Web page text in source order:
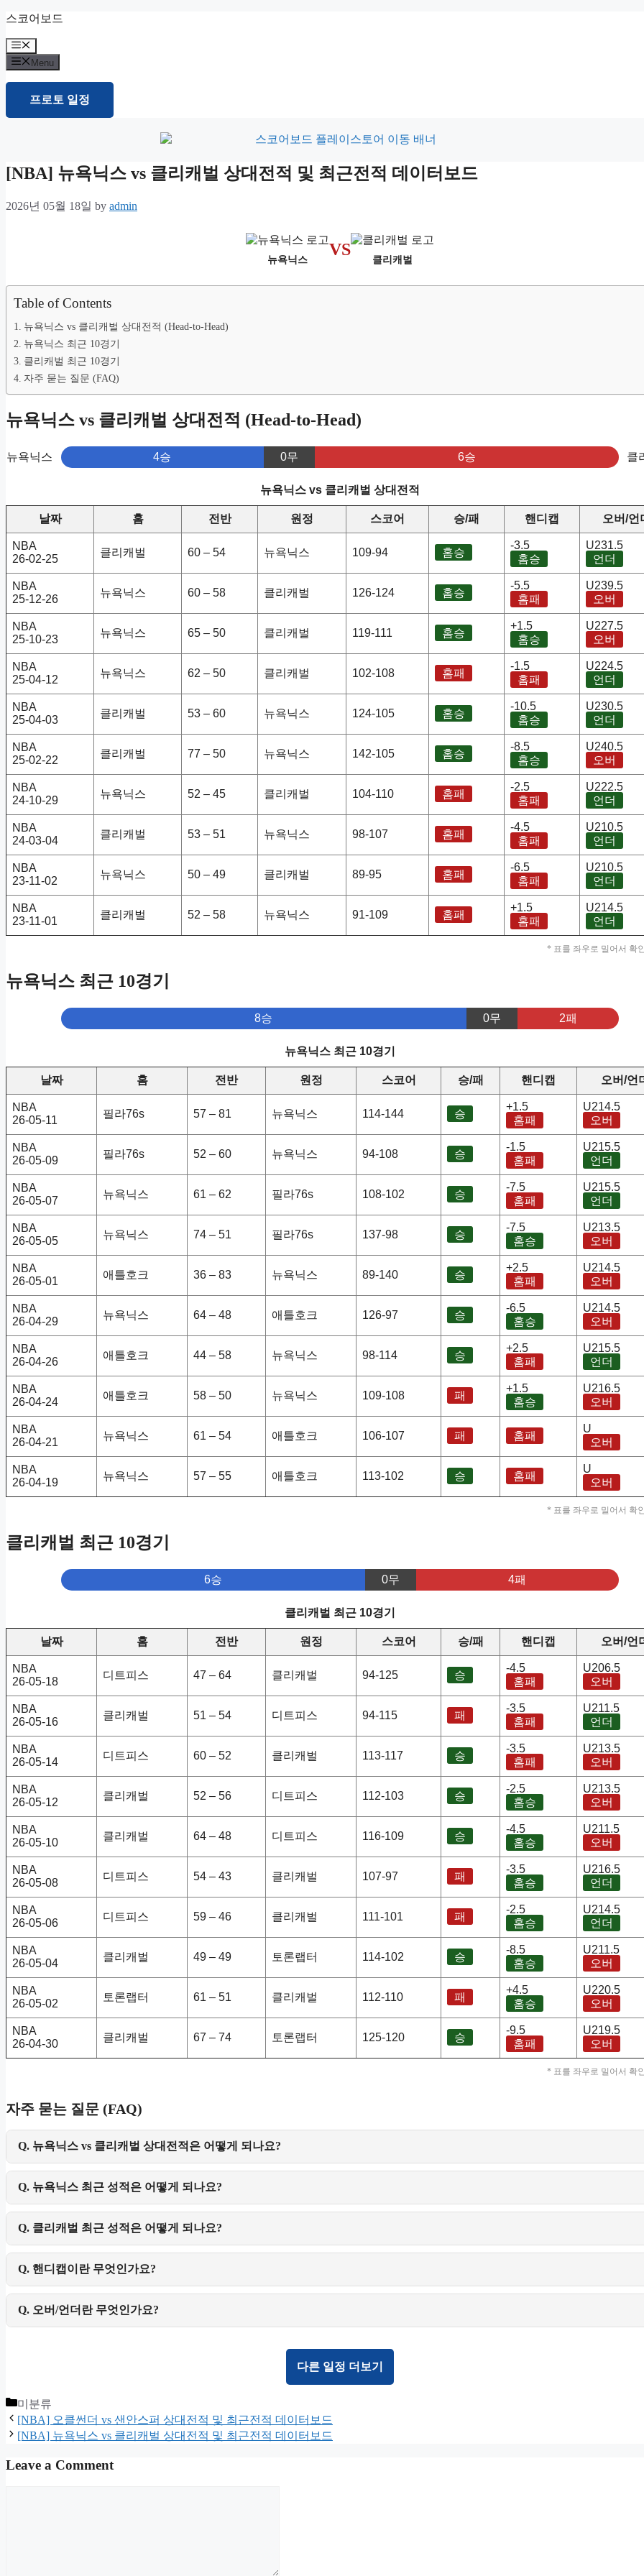
Skip
content
스코어보드
Menu
Menu
프로토 일정
[NBA] 뉴욕닉스 vs 클리캐벌 상대전적 및 최근전적 데이터보드
2026년 05월 18일 by admin
뉴욕닉스
VS
클리캐벌
Table of Contents
뉴욕닉스 vs 클리캐벌 상대전적 (Head-to-Head)
뉴욕닉스 최근 10경기
클리캐벌 최근 10경기
자주 묻는 질문 (FAQ)
뉴욕닉스 vs 클리캐벌 상대전적 (Head-to-Head)
뉴욕닉스 4승 0무 6승 클
뉴욕닉스 vs 클리캐벌 상대전적
날짜 홈 전반 원정 스코어 승/패 핸디캡 오버/언
NBA
26-02-25
클리캐벌 60 – 54 뉴욕닉스 109-94 홈승
-3.5
홈승
U231.5
언더
NBA
25-12-26
뉴욕닉스 60 – 58 클리캐벌 126-124 홈승
-5.5
홈패
U239.5
오버
NBA
25-10-23
뉴욕닉스 65 – 50 클리캐벌 119-111 홈승
+1.5
홈승
U227.5
오버
NBA
25-04-12
뉴욕닉스 62 – 50 클리캐벌 102-108 홈패
-1.5
홈패
U224.5
언더
NBA
25-04-03
클리캐벌 53 – 60 뉴욕닉스 124-105 홈승
-10.5
홈승
U230.5
언더
NBA
25-02-22
클리캐벌 77 – 50 뉴욕닉스 142-105 홈승
-8.5
홈승
U240.5
오버
NBA
24-10-29
뉴욕닉스 52 – 45 클리캐벌 104-110 홈패
-2.5
홈패
U222.5
언더
NBA
24-03-04
클리캐벌 53 – 51 뉴욕닉스 98-107 홈패
-4.5
홈패
U210.5
언더
NBA
23-11-02
뉴욕닉스 50 – 49 클리캐벌 89-95 홈패
-6.5
홈패
U210.5
언더
NBA
23-11-01
클리캐벌 52 – 58 뉴욕닉스 91-109 홈패
+1.5
홈패
U214.5
언더
* 표를 좌우로 밀어서 확
뉴욕닉스 최근 10경기
8승 0무 2패
뉴욕닉스 최근 10경기
날짜 홈 전반 원정 스코어 승/패 핸디캡 오버/언
NBA
26-05-11
필라76s 57 – 81 뉴욕닉스 114-144 승
+1.5
홈패
U214.5
오버
NBA
26-05-09
필라76s 52 – 60 뉴욕닉스 94-108 승
-1.5
홈패
U215.5
언더
NBA
26-05-07
뉴욕닉스 61 – 62 필라76s 108-102 승
-7.5
홈패
U215.5
언더
NBA
26-05-05
뉴욕닉스 74 – 51 필라76s 137-98 승
-7.5
홈승
U213.5
오버
NBA
26-05-01
애틀호크 36 – 83 뉴욕닉스 89-140 승
+2.5
홈패
U214.5
오버
NBA
26-04-29
뉴욕닉스 64 – 48 애틀호크 126-97 승
-6.5
홈승
U214.5
오버
NBA
26-04-26
애틀호크 44 – 58 뉴욕닉스 98-114 승
+2.5
홈패
U215.5
언더
NBA
26-04-24
애틀호크 58 – 50 뉴욕닉스 109-108 패
+1.5
홈승
U216.5
오버
NBA
26-04-21
뉴욕닉스 61 – 54 애틀호크 106-107 패 홈패
U
오버
NBA
26-04-19
뉴욕닉스 57 – 55 애틀호크 113-102 승 홈패
U
오버
* 표를 좌우로 밀어서 확
클리캐벌 최근 10경기
6승 0무 4패
클리캐벌 최근 10경기
날짜 홈 전반 원정 스코어 승/패 핸디캡 오버/언
NBA
26-05-18
디트피스 47 – 64 클리캐벌 94-125 승
-4.5
홈패
U206.5
오버
NBA
26-05-16
클리캐벌 51 – 54 디트피스 94-115 패
-3.5
홈패
U211.5
언더
NBA
26-05-14
디트피스 60 – 52 클리캐벌 113-117 승
-3.5
홈패
U213.5
오버
NBA
26-05-12
클리캐벌 52 – 56 디트피스 112-103 승
-2.5
홈승
U213.5
오버
NBA
26-05-10
클리캐벌 64 – 48 디트피스 116-109 승
-4.5
홈승
U211.5
오버
NBA
26-05-08
디트피스 54 – 43 클리캐벌 107-97 패
-3.5
홈승
U216.5
언더
NBA
26-05-06
디트피스 59 – 46 클리캐벌 111-101 패
-2.5
홈승
U214.5
언더
NBA
26-05-04
클리캐벌 49 – 49 토론랩터 114-102 승
-8.5
홈승
U211.5
오버
NBA
26-05-02
토론랩터 61 – 51 클리캐벌 112-110 패
+4.5
홈승
U220.5
오버
NBA
26-04-30
클리캐벌 67 – 74 토론랩터 125-120 승
-9.5
홈패
U219.5
오버
* 표를 좌우로 밀어서 확
자주 묻는 질문 (FAQ)
Q. 뉴욕닉스 vs 클리캐벌 상대전적은 어떻게 되나요?
Q. 뉴욕닉스 최근 성적은 어떻게 되나요?
Q. 클리캐벌 최근 성적은 어떻게 되나요?
Q. 핸디캡이란 무엇인가요?
Q. 오버/언더란 무엇인가요?
다른 일정 더보기
Categories
미분류
[NBA] 오클썬더 vs 샌안스퍼 상대전적 및 최근전적 데이터보드
[NBA] 뉴욕닉스 vs 클리캐벌 상대전적 및 최근전적 데이터보드
Leave a Comment